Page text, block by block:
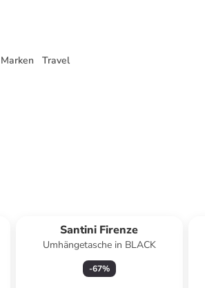
Marken Travel
Santini Firenze
Umhängetasche in BLACK
-67%